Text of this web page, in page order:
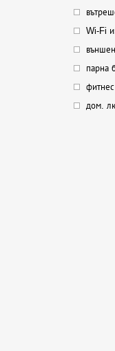
Wi-Fi
парна
фитнес
дом.